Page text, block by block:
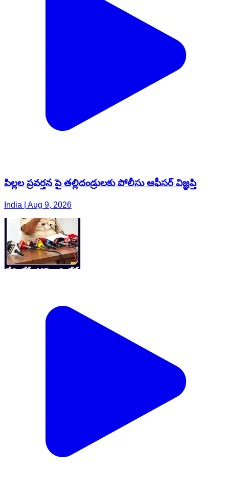
పిల్లల ప్రవర్తన పై తల్లిదండ్రులకు పోలీసు ఆఫీసర్ విజ్ఞప్తి
India | Aug 9, 2026